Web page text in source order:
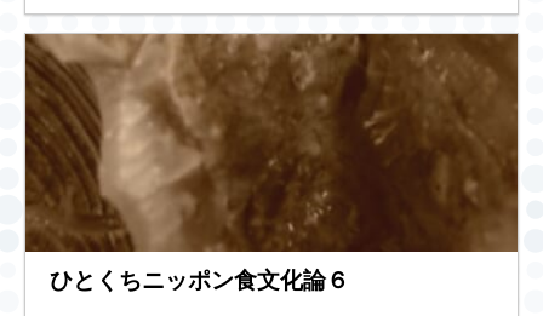
ひとくちニッポン食文化論６